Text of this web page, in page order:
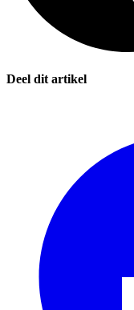
Deel dit artikel